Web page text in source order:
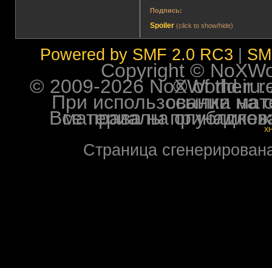
Подпись:
Spoiler(click to show/hide)
Powered by SMF 2.0 RC3
Copyright ©
© 2009-2026 NoXWorld.ru. All
При использовании
Все права на опубликованные на форуме
Страница